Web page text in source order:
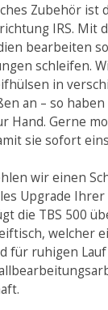
Zubehör ist
IRS. Mit
bearbeiten
schleifen.
in
an – so haben
Hand. Gerne
sie sofort
wir einen
Upgrade Ihrer
die TBS 500
welcher
für ruhigen Lauf